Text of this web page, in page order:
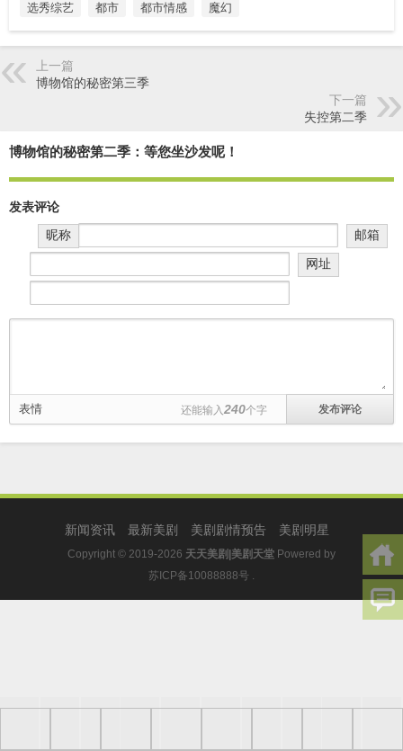
选秀综艺
都市 都市情感 魔幻
上一篇
博物馆的秘密第三季
下一篇
失控第二季
博物馆的秘密第二季：等您坐沙发呢！
发表评论
昵称
邮箱
网址
表情 还能输入240个字
新闻资讯 最新美剧 美剧剧情预告 美剧明星
Copyright © 2019-2026 天天美剧|美剧天堂 Powered by
苏ICP备10088888号 .